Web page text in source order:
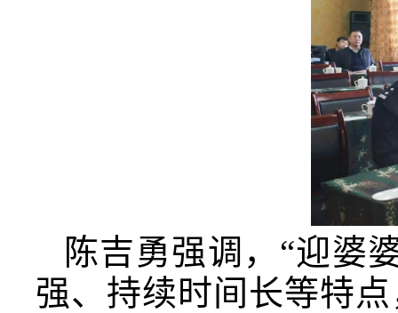
陈吉勇强调， “迎婆
强、 持续时间长等特